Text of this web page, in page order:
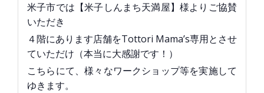
米子市では【米子しんまち天満屋】様よりご協賛
いただき
４階にあります店舗をTottori Mama’s専用とさせ
ていただけ（本当に大感謝です！）
こちらにて、様々なワークショップ等を実施して
ゆきます。